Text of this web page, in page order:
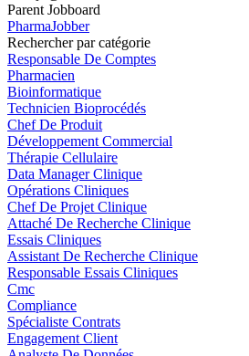
Parent Jobboard
PharmaJobber
Rechercher par catégorie
Responsable De Comptes
Pharmacien
Bioinformatique
Technicien Bioprocédés
Chef De Produit
Développement Commercial
Thérapie Cellulaire
Data Manager Clinique
Opérations Cliniques
Chef De Projet Clinique
Attaché De Recherche Clinique
Essais Cliniques
Assistant De Recherche Clinique
Responsable Essais Cliniques
Cmc
Compliance
Spécialiste Contrats
Engagement Client